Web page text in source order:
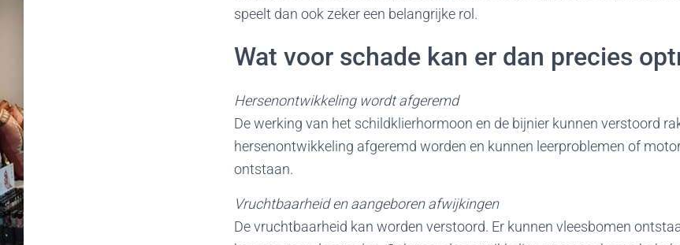
speelt dan ook zeker een belangrijke rol.
Wat voor schade kan er dan precies
Hersenontwikkeling wordt afgeremd
De werking van het schildklierhormoon en de bijnier kunnen verstoord
hersenontwikkeling afgeremd worden en kunnen leerproblemen of
ontstaan.
Vruchtbaarheid en aangeboren afwijkingen
De vruchtbaarheid kan worden verstoord. Er kunnen vleesbomen